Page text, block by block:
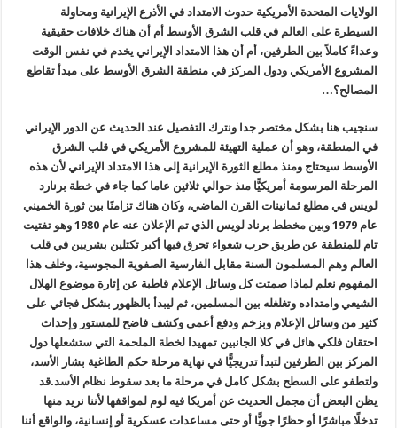
الولايات المتحدة الأمريكية حدوث الامتداد في الأذرع الإيرانية ومحاولة
السيطرة على العالم في قلب الشرق الأوسط أم أن هناك خلافات حقيقية
وعداءً كاملاًبين الطرفين، أم أن هذا الامتداد الإيراني يخدم في نفس الوقت
المشروع الأمريكي ودول المركز في منطقة الشرق الأوسط على مبدأ تقاطع
المصالح؟…
سنجيب هنا بشكل مختصر جدا ونترك التفصيل عند الحديث عن الدور الإيراني
في المنطقة، وهو أن عملية التهيئة للمشروع الأمريكي في قلب الشرق
الأوسط سيحتاج ومنذ مطلع الثورة الإيرانية إلى هذا الامتداد الإيراني لأن هذه
المرحلة المرسومة أمريكيًّا منذ حوالي ثلاثين عاما كما جاء في خطة برنارد
لويس في مطلع ثمانينات القرن الماضي، وكان هناك تزامنًا بين ثورة الخميني
عام 1979 وبين مخطط برناد لويس الذي تم الإعلان عنه عام 1980 وهو تفتيت
تام للمنطقة عن طريق حرب شعواء تحرق فيها أكبر تكتلين بشريين في قلب
العالم وهم المسلمون السنة مقابل الفارسية الصفوية المجوسية، وخلف هذا
المفهوم نعلم لماذا صمتت كل وسائل الإعلام قاطبة عن إثارة موضوع الهلال
الشيعي وامتداده وتغلغله بين المسلمين، ثم ليبدأ بالظهور بشكل فجائي على
كثير من وسائل الإعلام وبزخم ودفع أعمى وكشف فاضح للمستور وإحداث
احتقان فلكي هائل في كلا الجانبين تمهيدا لخطة الملحمة التي ستشعلها دول
المركز بين الطرفين لتبدأ تدريجيًّا في نهاية مرحلة حكم الطاغية بشار الأسد،
ولتطفو على السطح بشكل كامل في مرحلة ما بعد سقوط نظام الأسد.قد
يظن البعض أن مجمل الحديث عن أمريكا فيه لوم لمواقفها لأننا نريد منها
تدخلًا مباشرًا أو حظرًا جويًّا أو حتى مساعدات عسكرية أو إنسانية، والواقع أننا